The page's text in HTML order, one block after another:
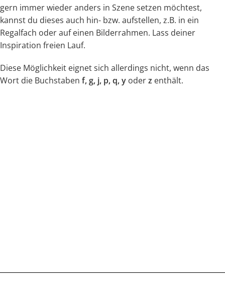
gern immer wieder anders in Szene setzen möchtest,
kannst du dieses auch hin- bzw. aufstellen, z.B. in ein
Regalfach oder auf einen Bilderrahmen. Lass deiner
Inspiration freien Lauf.
Diese Möglichkeit eignet sich allerdings nicht, wenn das
Wort die Buchstaben f, g, j, p, q, y oderz enthält.